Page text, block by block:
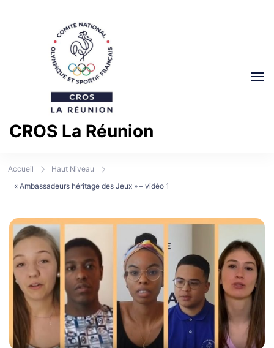
CROS La Réunion
Accueil
Haut Niveau
« Ambassadeurs héritage des Jeux » – vidéo 1